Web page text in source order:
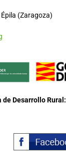
(Zaragoza)
de Desarrollo Rural: